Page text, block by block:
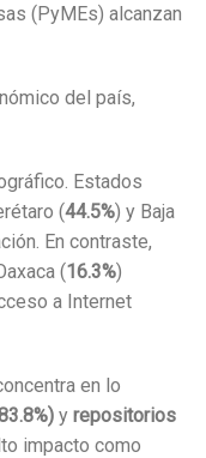
(PyMEs) alcanzan
del país,
Estados
(44.5%) y Baja
En contraste,
(16.3%)
a Internet
en lo
y repositorios
impacto como